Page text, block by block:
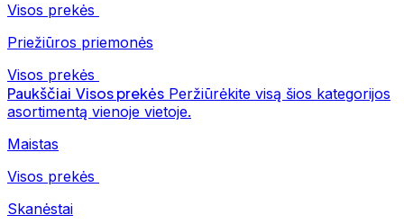
Visos prekės
Priežiūros priemonės
Visos prekės
Paukščiai Visos prekės Peržiūrėkite visą šios kategorijos
asortimentą vienoje vietoje.
Maistas
Visos prekės
Skanėstai